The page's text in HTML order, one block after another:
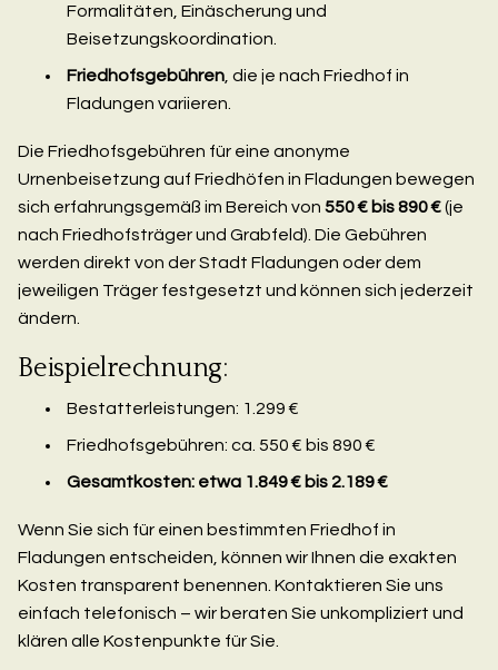
Formalitäten, Einäscherung und
Beisetzungskoordination.
Friedhofsgebühren , die je nach Friedhof in
Fladungen variieren.
Die Friedhofsgebühren für eine anonyme
Urnenbeisetzung auf Friedhöfen in Fladungen bewegen
sich erfahrungsgemäß im Bereich von 550 € bis 890 €(je
nach Friedhofsträger und Grabfeld). Die Gebühren
werden direkt von der Stadt Fladungen oder dem
jeweiligen Träger festgesetzt und können sich jederzeit
ändern.
Beispielrechnung:
Bestatterleistungen: 1.299 €
Friedhofsgebühren: ca. 550 € bis 890 €
Gesamtkosten: etwa 1.849 € bis 2.189 €
Wenn Sie sich für einen bestimmten Friedhof in
Fladungen entscheiden, können wir Ihnen die exakten
Kosten transparent benennen. Kontaktieren Sie uns
einfach telefonisch – wir beraten Sie unkompliziert und
klären alle Kostenpunkte für Sie.